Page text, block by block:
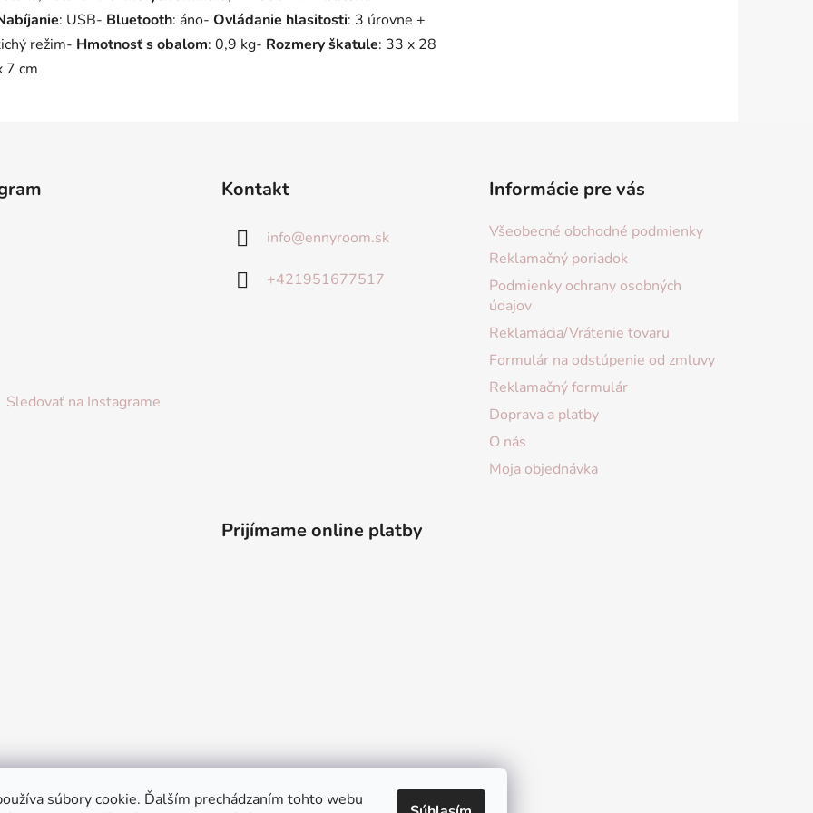
súbory cookie. Ďalším prechádzaním tohto webu
: USB- Bluetooth: áno- Ovládanie hlasitosti: 3 úrovne +
režim- Hmotnosť s obalom: 0,9 kg- Rozmery škatule: 33 x 28
7 cm
Sledovať na Instagrame
Kontakt
info@ennyroom.sk
+421951677517
Informácie pre vás
Všeobecné obchodné podmienky
Reklamačný poriadok
Podmienky ochrany osobných
údajov
Reklamácia/Vrátenie tovaru
Formulár na odstúpenie od zmluvy
Reklamačný formulár
Doprava a platby
O nás
Moja objednávka
Prijímame online platby